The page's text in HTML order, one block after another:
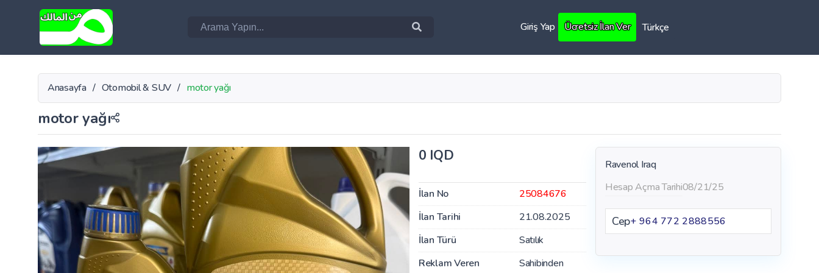
Giriş Yap Ücretsiz İlan Ver Türkçe
Anasayfa / Otomobil & SUV / motor yağı
motor yağı
0 IQD
İlan No
25084676
İlan Tarihi
21.08.2025
İlan Türü
Satılık
Reklam Veren
Sahibinden
Ravenol Iraq
Hesap Açma Tarihi08/21/25
Cep+ 964 772 2888556